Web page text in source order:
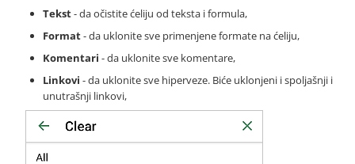
Tekst- da očistite ćeliju od teksta i formula,
Format- da uklonite sve primenjene formate na ćeliju,
Komentari - da uklonite sve komentare,
Linkovi - da uklonite sve hiperveze. Biće uklonjeni i spoljašnji i
unutrašnji linkovi,